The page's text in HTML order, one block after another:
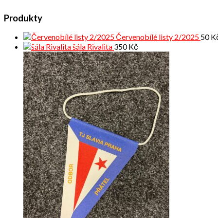
Produkty
Červenobílé listy 2/2025 50
šála Rivalita 350Kč